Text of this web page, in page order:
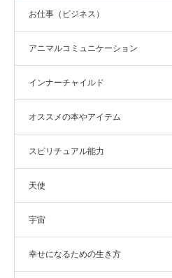
お仕事（ビジネス）
アニマルコミュニケーション
インナーチャイルド
オススメの本やアイテム
スピリチュアル能力
天使
宇宙
幸せになるための生き方